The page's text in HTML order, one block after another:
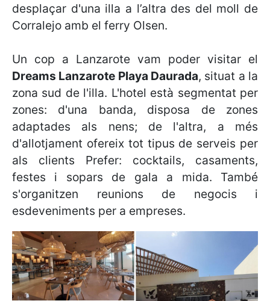
desplaçar d'una illa a l’altra des del moll de
Corralejo amb el ferry Olsen.
Un cop a Lanzarote vam poder visitar el
Dreams Lanzarote Playa Daurada, situat a la
zona sud de l'illa. L'hotel està segmentat per
zones: d'una banda, disposa de zones
adaptades als nens; de l'altra, a més
d'allotjament ofereix tot tipus de serveis per
als clients Prefer: cocktails, casaments,
festes i sopars de gala a mida. També
s'organitzen reunions de negocis i
esdeveniments per a empreses.